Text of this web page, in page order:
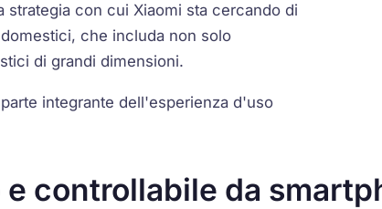
con cui Xiaomi sta cercando di
che includa non solo
di grandi dimensioni.
integrante dell'esperienza d'uso
controllabile da